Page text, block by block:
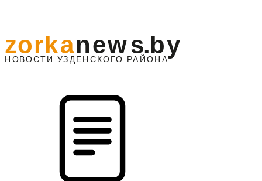
НО ВОСТИ УЗДЕНС КО ГО РАЙОНА
zorkanews.by